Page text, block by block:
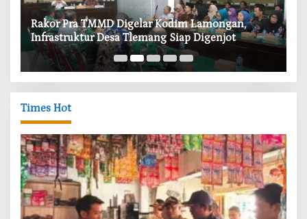
‎Rakor Pra TMMD Digelar Kodim Lamongan,
Infrastruktur Desa Tlemang Siap Digenjot
Times Hot